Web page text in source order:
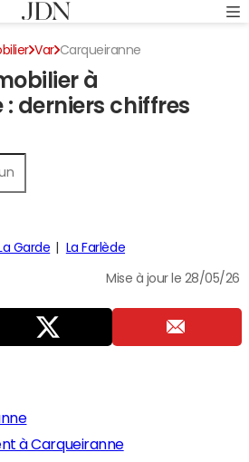
Var Carqueiranne
à
derniers chiffres
La Garde La Farlède
Mise à jour le 28/05/26
à Carqueiranne